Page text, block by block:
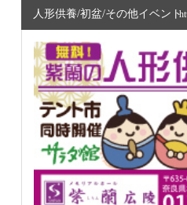
人形供養/初盆/その他イベント